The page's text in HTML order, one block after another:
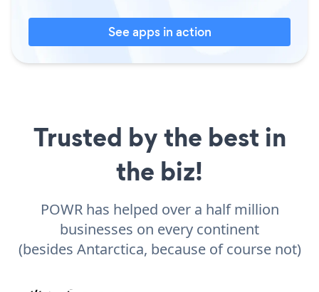
See apps in action
Trusted by the best in
the biz!
POWR has helped over a half million
businesses on every continent
(besides Antarctica, because of course not)